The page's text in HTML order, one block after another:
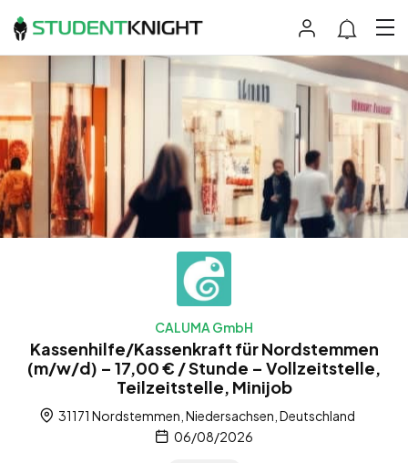
CALUMA GmbH
Kassenhilfe/Kassenkraft für Nordstemmen
(m/w/d) – 17,00 € / Stunde – Vollzeitstelle,
Teilzeitstelle, Minijob
31171 Nordstemmen, Niedersachsen, Deutschland
06/08/2026